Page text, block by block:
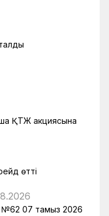
ҚТЖ акциясына
өтті
№62 07 тамыз 2026